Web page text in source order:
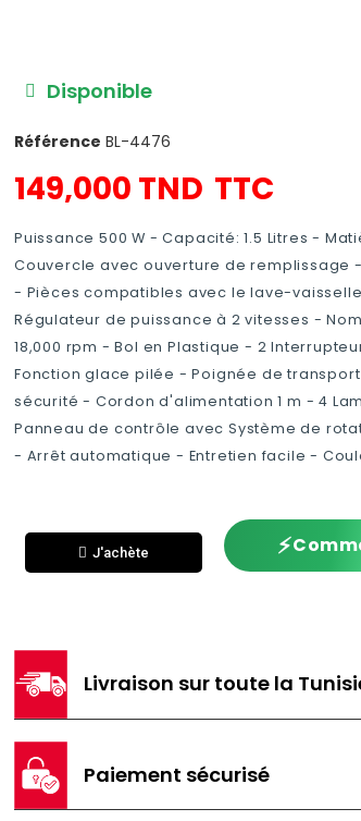
Disponible
Référence BL-4476
149,000 TND TTC
Puissance 500 W - Capacité: 1.5 Litres -
Couvercle avec ouverture de remplissage
- Pièces compatibles avec le lave-
Régulateur de puissance à 2 vitesses -
18,000 rpm - Bol en Plastique - 2
Fonction glace pilée - Poignée de
sécurité - Cordon d'alimentation 1 m - 4
Panneau de contrôle avec Système de
- Arrêt automatique - Entretien facile -
J'achète ⚡
Livraison sur toute la
Paiement sécurisé